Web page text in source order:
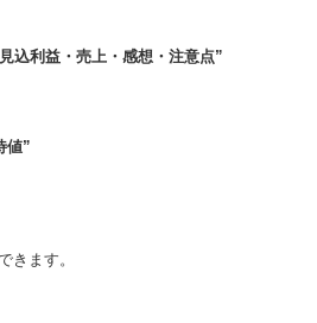
込利益・売上・感想・注意点”
値”
きます。